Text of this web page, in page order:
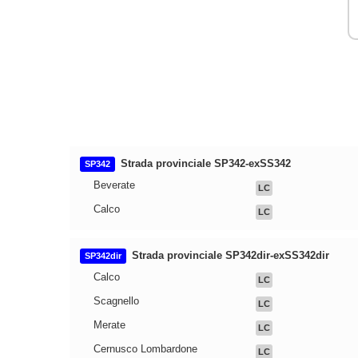
SP342
Strada provinciale SP342-exSS342
Beverate
LC
Calco LC
SP342dir
Strada provinciale SP342dir-exSS342dir
Calco
LC
Scagnello LC
Merate LC
Cernusco Lombardone LC